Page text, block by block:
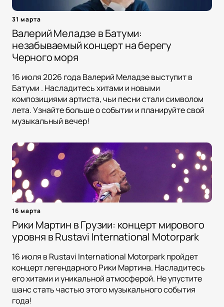
31 марта
Валерий Меладзе в Батуми:
незабываемый концерт на берегу
Черного моря
16 июля 2026 года Валерий Меладзе выступит в
Батуми . Насладитесь хитами и новыми
композициями артиста, чьи песни стали символом
лета. Узнайте больше о событии и планируйте свой
музыкальный вечер!
16 марта
Рики Мартин в Грузии: концерт мирового
уровня в Rustavi International Motorpark
16 июля в Rustavi International Motorpark пройдет
концерт легендарного Рики Мартина. Насладитесь
его хитами и уникальной атмосферой. Не упустите
шанс стать частью этого музыкального события
года!